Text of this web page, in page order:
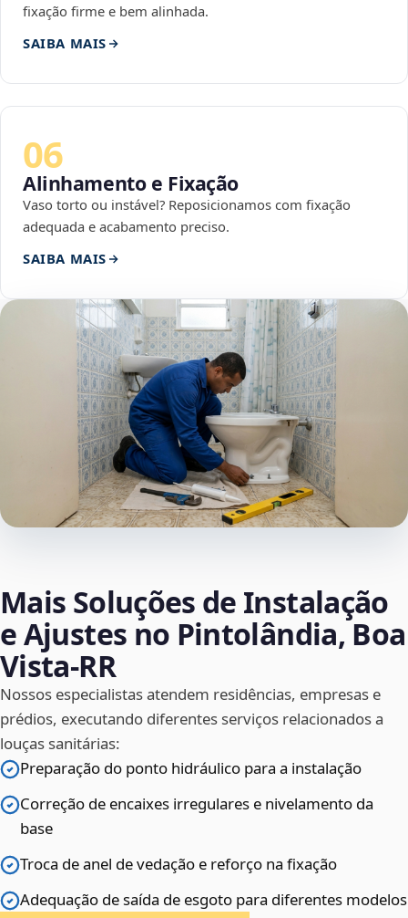
fixação firme e bem alinhada.
SAIBA MAIS
06
Alinhamento e Fixação
Vaso torto ou instável? Reposicionamos com fixação
adequada e acabamento preciso.
SAIBA MAIS
Mais Soluções de Instalação
e Ajustes no Pintolândia, Boa
Vista‑RR
Nossos especialistas atendem residências, empresas e
prédios, executando diferentes serviços relacionados a
louças sanitárias:
Preparação do ponto hidráulico para a instalação
Correção de encaixes irregulares e nivelamento da
base
Troca de anel de vedação e reforço na fixação
Adequação de saída de esgoto para diferentes modelos